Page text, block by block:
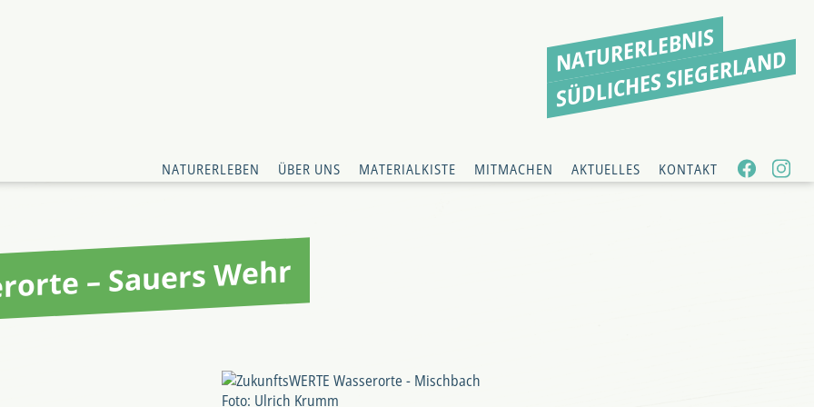
NATURERLEBNIS
SÜDLICHES SIEGERLAND
NATURERLEBEN ÜBER UNS MATERIALKISTE MITMACHEN AKTUELLES KONTAKT
– Sauers Wehr
Foto: Ulrich Krumm